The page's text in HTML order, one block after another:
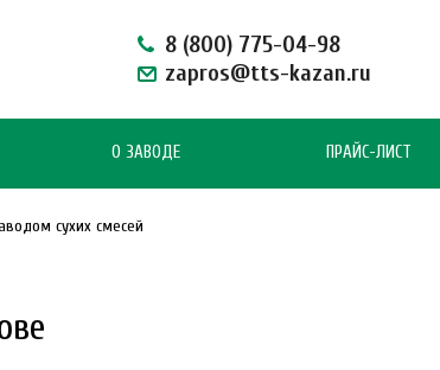
8 (800) 775-04-98
zapros@tts-kazan.ru
О ЗАВОДЕ ПРАЙС-ЛИСТ
сухих смесей